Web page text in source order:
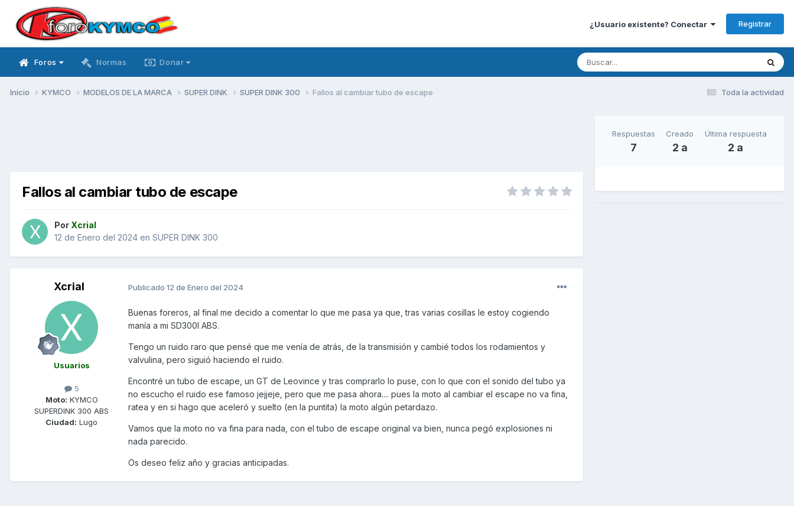
¿Usuario existente? Conectar Registrar
Foros Normas Donar
Toda la actividad
Inicio KYMCO MODELOS DE LA MARCA SUPER DINK SUPER DINK 300 Fallos al cambiar tubo de escape
Fallos al cambiar tubo de escape
Por Xcrial
12 de Enero del 2024 en SUPER DINK 300
Xcrial
Usuarios
5
Moto: KYMCO
SUPERDINK 300 ABS
Ciudad: Lugo
Publicado 12 de Enero del 2024
Buenas foreros, al final me decido a comentar lo que me pasa ya que, tras varias cosillas le estoy cogiendo
manía a mi SD300I ABS.
Tengo un ruido raro que pensé que me venía de atrás, de la transmisión y cambié todos los rodamientos y
valvulina, pero siguió haciendo el ruido.
Encontré un tubo de escape, un GT de Leovince y tras comprarlo lo puse, con lo que con el sonido del tubo ya
no escucho el ruido ese famoso jejjeje, pero que me pasa ahora.... pues la moto al cambiar el escape no va fina,
ratea y en si hago que aceleró y suelto (en la puntita) la moto algún petardazo.
Vamos que la moto no va fina para nada, con el tubo de escape original va bien, nunca pegó explosiones ni
nada parecido.
Os deseo feliz año y gracias anticipadas.
Respuestas
7
Creado
2 a
Última respuesta
2 a